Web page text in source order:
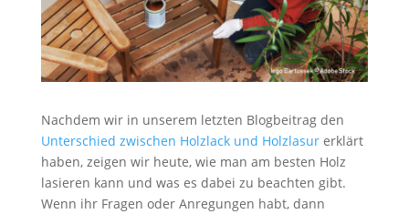
Nachdem wir in unserem letzten Blogbeitrag den
Unterschied zwischen Holzlack und Holzlasurerklärt
haben, zeigen wir heute, wie man am besten Holz
lasieren kann und was es dabei zu beachten gibt.
Wenn ihr Fragen oder Anregungen habt, dann